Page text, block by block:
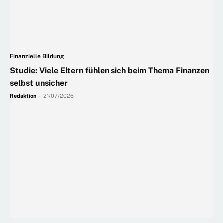
Finanzielle Bildung
Studie: Viele Eltern fühlen sich beim Thema Finanzen
selbst unsicher
Redaktion 21/07/2026